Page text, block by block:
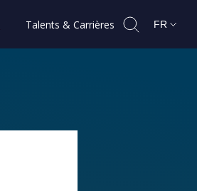
Talents & Carrières FR